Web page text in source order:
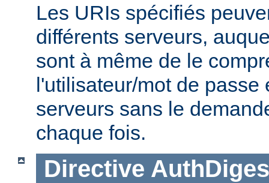
Les URIs spécifiés
différents serveurs,
sont à même de le
l'utilisateur/mot de passe
serveurs sans le
chaque fois.
Directive